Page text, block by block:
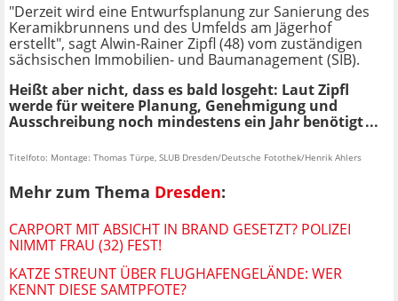
"Derzeit wird eine Entwurfsplanung zur Sanierung des
Keramikbrunnens und des Umfelds am Jägerhof
erstellt", sagt Alwin-Rainer Zipfl (48) vom zuständigen
sächsischen Immobilien- und Baumanagement (SIB).
Heißt aber nicht, dass es bald losgeht: Laut Zipfl
werde für weitere Planung, Genehmigung und
Ausschreibung noch mindestens ein Jahr benötigt ...
Titelfoto: Montage: Thomas Türpe, SLUB Dresden/Deutsche Fotothek/Henrik Ahlers
Mehr zum Thema Dresden:
CARPORT MIT ABSICHT IN BRAND GESETZT? POLIZEI
NIMMT FRAU (32) FEST!
KATZE STREUNT ÜBER FLUGHAFENGELÄNDE: WER
KENNT DIESE SAMTPFOTE?